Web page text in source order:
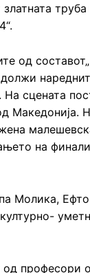
од
сцената
Македонија.
на
Молика, Ефто
од професори